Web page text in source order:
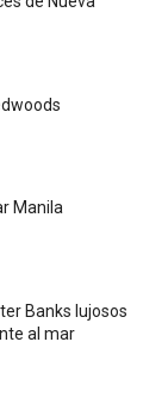
Manila
Banks lujosos
al mar